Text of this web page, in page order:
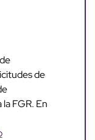
de
FGR. En